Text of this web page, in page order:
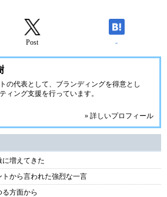
Post -
の代表として、ブランディングを得意とし
ィング支援を行っています。
» 詳しいプロフィール
増えてきた
から言われた強烈な一言
方面から